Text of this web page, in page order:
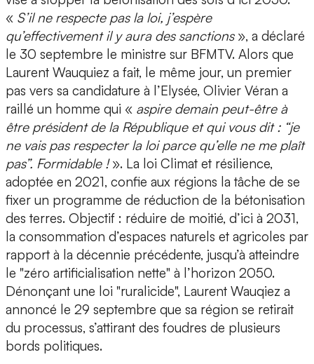
« S’il ne respecte pas la loi, j’espère
qu’effectivement il y aura des sanctions », a déclaré
le 30 septembre le ministre sur BFMTV. Alors que
Laurent Wauquiez a fait, le même jour, un premier
pas vers sa candidature à l’Elysée, Olivier Véran a
raillé un homme qui « aspire demain peut-être à
être président de la République et qui vous dit : “je
ne vais pas respecter la loi parce qu’elle ne me plaît
pas”. Formidable !». La loi Climat et résilience,
adoptée en 2021, confie aux régions la tâche de se
fixer un programme de réduction de la bétonisation
des terres. Objectif : réduire de moitié, d’ici à 2031,
la consommation d’espaces naturels et agricoles par
rapport à la décennie précédente, jusqu’à atteindre
le "zéro artificialisation nette" à l’horizon 2050.
Dénonçant une loi "ruralicide", Laurent Wauqiez a
annoncé le 29 septembre que sa région se retirait
du processus, s’attirant des foudres de plusieurs
bords politiques.